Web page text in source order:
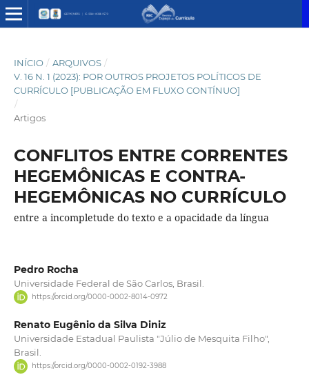
INÍCIO / ARQUIVOS /
V. 16 N. 1 (2023): POR OUTROS PROJETOS POLÍTICOS DE
CURRÍCULO [PUBLICAÇÃO EM FLUXO CONTÍNUO]
/
Artigos
CONFLITOS ENTRE CORRENTES
HEGEMÔNICAS E CONTRA-
HEGEMÔNICAS NO CURRÍCULO
entre a incompletude do texto e a opacidade da língua
Pedro Rocha
Universidade Federal de São Carlos, Brasil.
https://orcid.org/0000-0002-8014-0972
Renato Eugênio da Silva Diniz
Universidade Estadual Paulista "Júlio de Mesquita Filho",
Brasil.
https://orcid.org/0000-0002-0192-3988